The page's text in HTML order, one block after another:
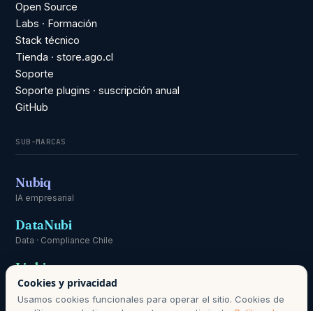
Open Source
Labs · Formación
Stack técnico
Tienda · store.ago.cl
Soporte
Soporte plugins · suscripción anual
GitHub
SUB-MARCAS
Nubiq
IA empresarial
DataNubi
Data · Compliance Chile
Linki
Comunicación
Cookies y privacidad
Usamos cookies funcionales para operar el sitio. Cookies de